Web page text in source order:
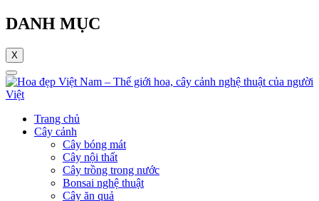
DANH MỤC
X
Trang chủ
Cây cảnh
Cây bóng mát
Cây nội thất
Cây trồng trong nước
Bonsai nghệ thuật
Cây ăn quả